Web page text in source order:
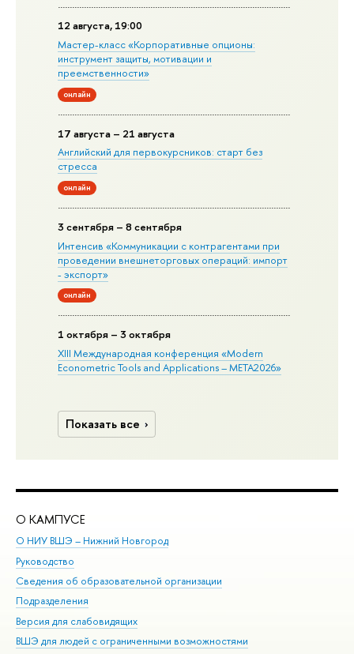
12 августа, 19:00
Мастер-класс «Корпоративные опционы:
инструмент защиты, мотивации и
преемственности»
онлайн
17 августа – 21 августа
Английский для первокурсников: старт без
стресса
онлайн
3 сентября – 8 сентября
Интенсив «Коммуникации с контрагентами при
проведении внешнеторговых операций: импорт
- экспорт»
онлайн
1 октября – 3 октября
XIII Международная конференция «Modern
Econometric Tools and Applications – META2026»
Показать все
О КАМПУСЕ
О НИУ ВШЭ – Нижний Новгород
Руководство
Сведения об образовательной организации
Подразделения
Версия для слабовидящих
ВШЭ для людей с ограниченными возможностями